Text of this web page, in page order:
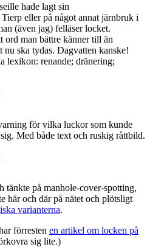
hade lagt sin
eller på något annat järnbruk i
(även jag) felläser locket.
ord man bättre känner till än
nu ska tydas. Dagvatten kanske!
lexikon: renande; dränering;
för vilka luckor som kunde
Med både text och ruskig råttbild.
tänkte på manhole-cover-spotting,
här och där på nätet och plötsligt
varianterna.
förresten en artikel om locken på
sig lite.)